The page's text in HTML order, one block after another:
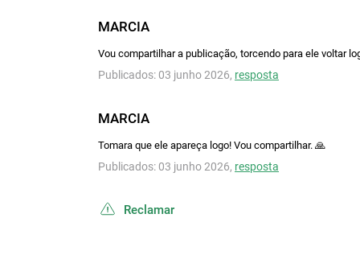
MARCIA
Vou compartilhar a publicação, torcendo para ele voltar
Publicados: 03 junho 2026, resposta
MARCIA
Tomara que ele apareça logo! Vou compartilhar. 🙏
Publicados: 03 junho 2026, resposta
Reclamar